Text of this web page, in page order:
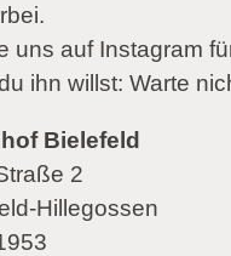
uns auf Instagram
ihn willst: Warte
Bielefeld
2
Hillegossen